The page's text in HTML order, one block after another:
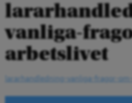
vanliga-
arbetslivet
lararhandledning-vanliga-fragor-om-